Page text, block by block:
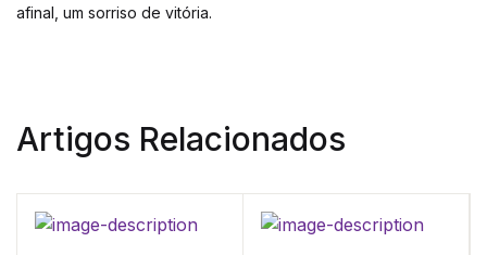
afinal, um sorriso de vitória.
Artigos Relacionados